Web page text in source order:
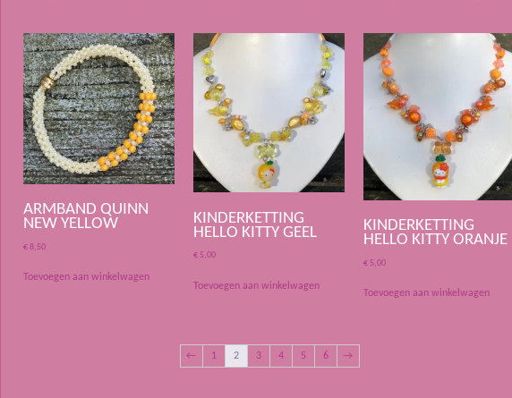
ARMBAND QUINN
NEW YELLOW
€8,50
Toevoegen aan winkelwagen
KINDERKETTING
HELLO KITTY GEEL
€ 5,00
Toevoegen aan winkelwagen
KINDERKETTING
HELLO KITTY ORANJE
€ 5,00
Toevoegen aan winkelwagen
← 1 2 3 4 5 6 →